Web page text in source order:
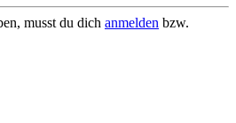
musst du dich anmelden bzw.